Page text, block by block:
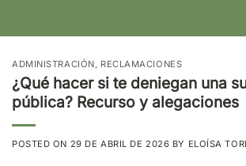
ADMINISTRACIÓN, RECLAMACIONES
¿Qué hacer si te deniegan una
pública? Recurso y alegaciones
POSTED ON 29 DE ABRIL DE 2026 BY ELOÍSA